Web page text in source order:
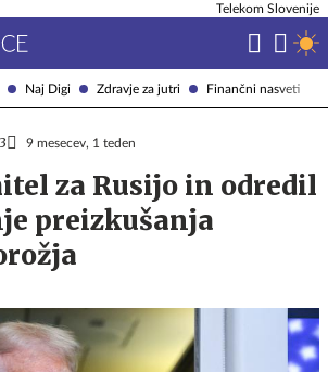
Naj Digi Zdravje za jutri Finančni nasveti
Telekom Slovenije
9 mesecev, 1 teden
za Rusijo in odredil
preizkušanja